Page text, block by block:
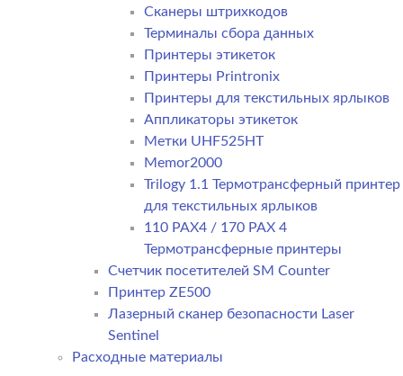
Сканеры штрихкодов
Терминалы сбора данных
Принтеры этикеток
Принтеры Printronix
Принтеры для текстильных ярлыков
Аппликаторы этикеток
Метки UHF525HT
Memor2000
Trilogy 1.1 Термотрансферный принтер
для текстильных ярлыков
110 PAX4 / 170 PAX 4
Термотрансферные принтеры
Счетчик посетителей SM Counter
Принтер ZE500
Лазерный сканер безопасности Laser
Sentinel
Расходные материалы